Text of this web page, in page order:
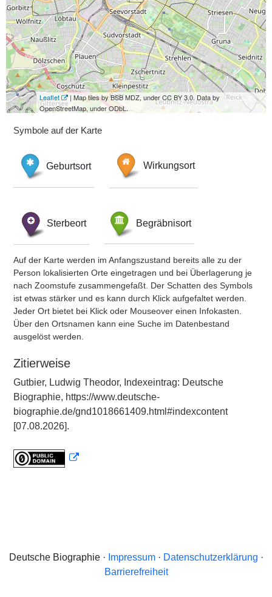
Leaflet
| Map tiles by BSB MDZ, under CC BY 3.0. Data by
OpenStreetMap, under ODbL.
Symbole auf der Karte
Geburtsort Wirkungsort
Sterbeort Begräbnisort
Auf der Karte werden im Anfangszustand bereits alle zu der
Person lokalisierten Orte eingetragen und bei Überlagerung je
nach Zoomstufe zusammengefaßt. Der Schatten des Symbols
ist etwas stärker und es kann durch Klick aufgefaltet werden.
Jeder Ort bietet bei Klick oder Mouseover einen Infokasten.
Über den Ortsnamen kann eine Suche im Datenbestand
ausgelöst werden.
Zitierweise
Gutbier, Ludwig Theodor, Indexeintrag: Deutsche
Biographie, https://www.deutsche-
biographie.de/gnd1018661409.html#indexcontent
[07.08.2026].
Deutsche Biographie · Impressum· Datenschutzerklärung ·
Barrierefreiheit